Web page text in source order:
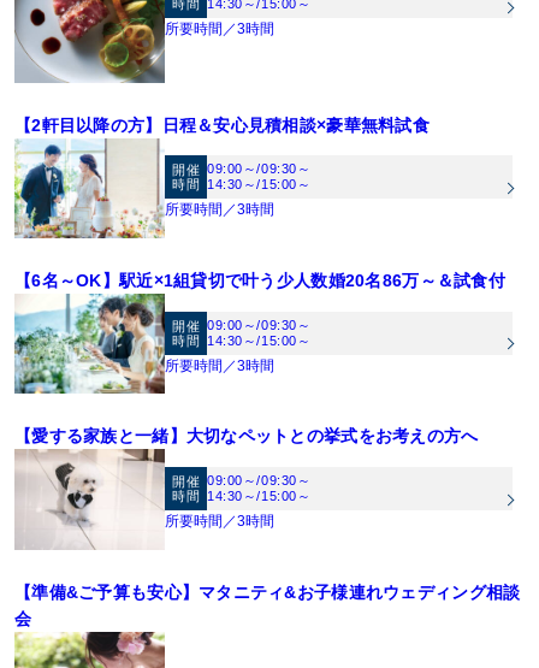
時間
14:30～/15:00～
所要時間／3時間
【2軒目以降の方】日程＆安心見積相談×豪華無料試食
開催
時間
09:00～/09:30～
14:30～/15:00～
所要時間／3時間
【6名～OK】駅近×1組貸切で叶う少人数婚20名86万～＆試食付
開催
時間
09:00～/09:30～
14:30～/15:00～
所要時間／3時間
【愛する家族と一緒】大切なペットとの挙式をお考えの方へ
開催
時間
09:00～/09:30～
14:30～/15:00～
所要時間／3時間
【準備&ご予算も安心】マタニティ&お子様連れウェディング相談
会